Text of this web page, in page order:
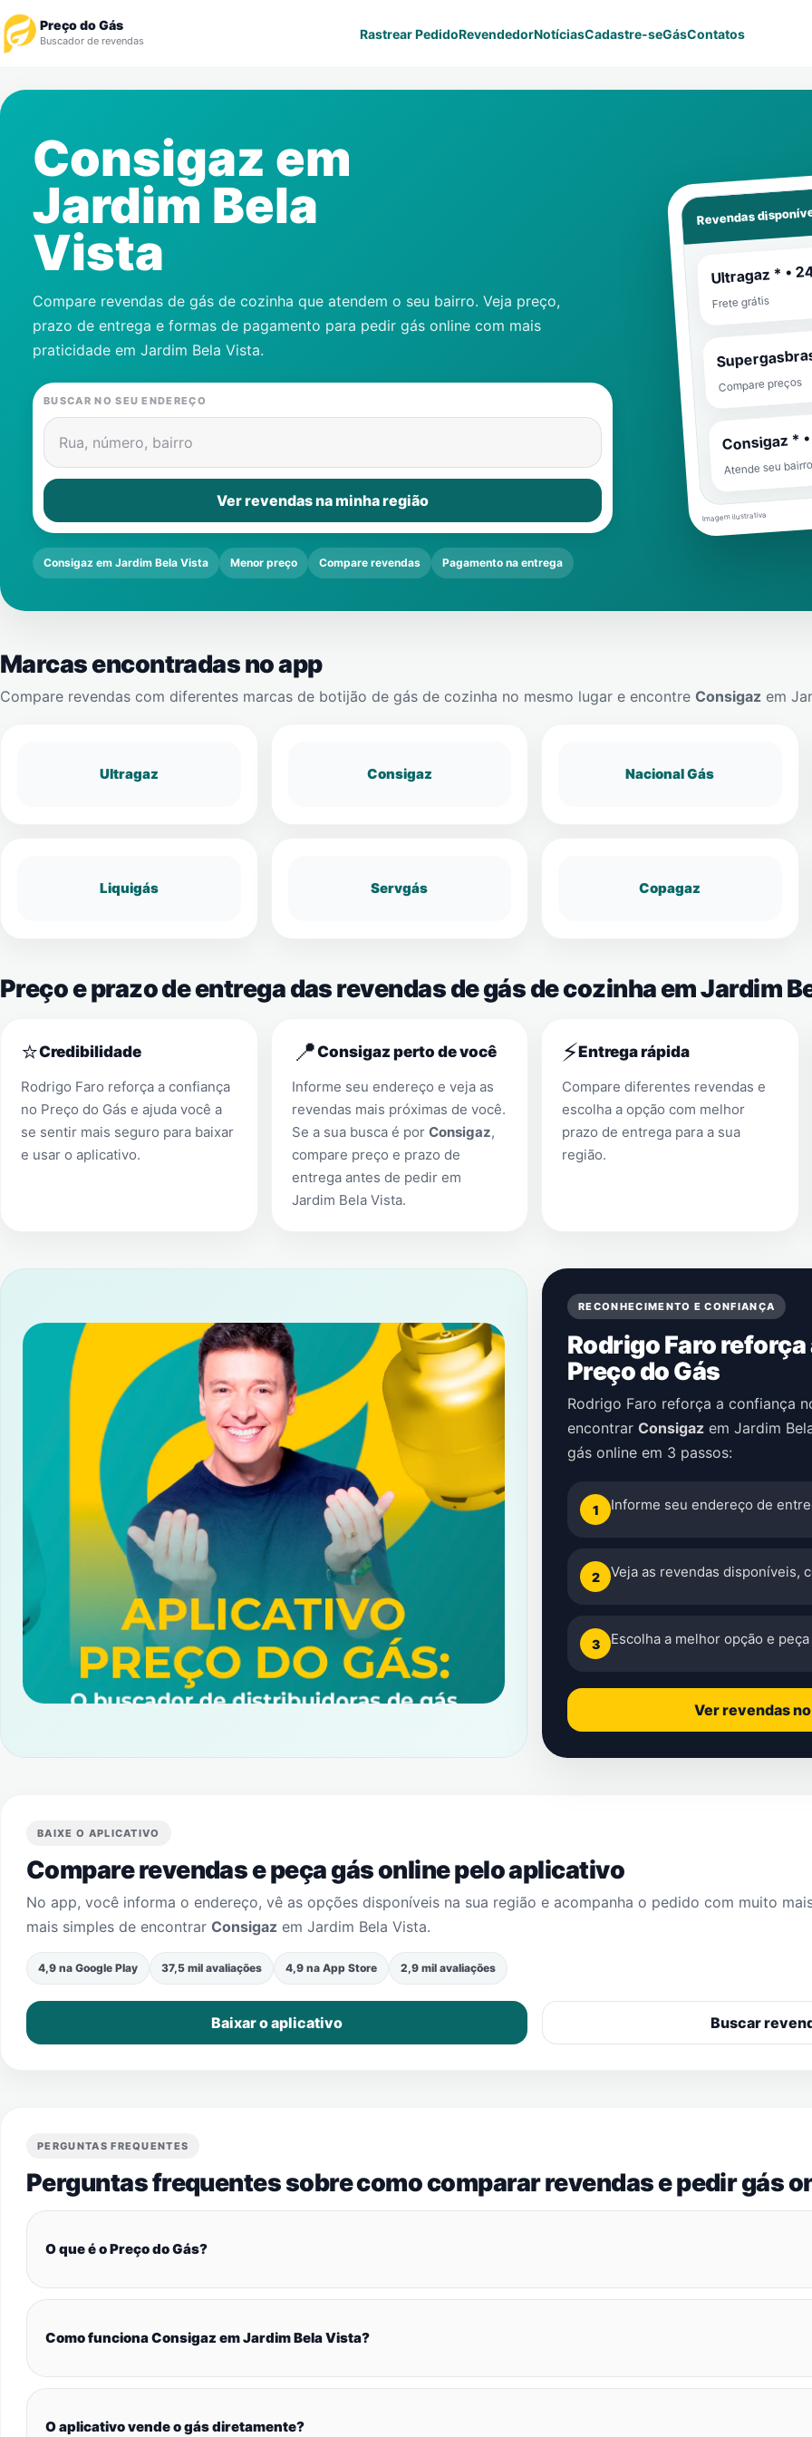
Preço do Gás
Buscador de revendas Rastrear PedidoRevendedorNotíciasCadastre-seGásContatos
Revendedor
Notícias
Cadastre-se
Contatos
Consigaz em
Jardim Bela
Vista
Compare revendas de gás de cozinha que atendem o seu bairro. Veja preço,
prazo de entrega e formas de pagamento para pedir gás online com mais
praticidade em Jardim Bela Vista.
BUSCAR NO SEU ENDEREÇO
Rua, número, bairro
Ver revendas na minha região
Consigaz em Jardim Bela Vista Menor preço Compare revendas Pagamento na entrega
Revendas
Ultragaz * •
Frete grátis
Compare preços
Consigaz *
Atende seu
Imagem ilustrativa
Marcas encontradas no app
Compare revendas com diferentes marcas de botijão de gás de cozinha no mesmo lugar e encontre Consigaz em
Ultragaz Consigaz Nacional Gás
Liquigás Servgás Copagaz
Preço e prazo de entrega das revendas de gás de cozinha em Jardim
⭐Credibilidade
Rodrigo Faro reforça a confiança
no Preço do Gás e ajuda você a
se sentir mais seguro para baixar
e usar o aplicativo.
📍Consigaz perto de você
Informe seu endereço e veja as
revendas mais próximas de você.
Se a sua busca é por Consigaz,
compare preço e prazo de
entrega antes de pedir em
Jardim Bela Vista.
⚡Entrega rápida
Compare diferentes revendas e
escolha a opção com melhor
prazo de entrega para a sua
região.
RECONHECIMENTO E CONFIANÇA
Rodrigo Faro
Preço do Gás
Rodrigo Faro reforça a confiança
encontrar Consigaz em Jardim
gás online em 3 passos:
1 Informe seu endereço de
2 Veja as revendas disponíveis,
3 Escolha a melhor opção e
Ver revendas
BAIXE O APLICATIVO
Compare revendas e peça gás online pelo aplicativo
No app, você informa o endereço, vê as opções disponíveis na sua região e acompanha o pedido com muito
mais simples de encontrar Consigaz em Jardim Bela Vista.
4,9 na Google Play 37,5 mil avaliações 4,9 na App Store 2,9 mil avaliações
Baixar o aplicativo Buscar
PERGUNTAS FREQUENTES
Perguntas frequentes sobre como comparar revendas e pedir gás
O que é o Preço do Gás?
Como funciona Consigaz em Jardim Bela Vista?
O aplicativo vende o gás diretamente?